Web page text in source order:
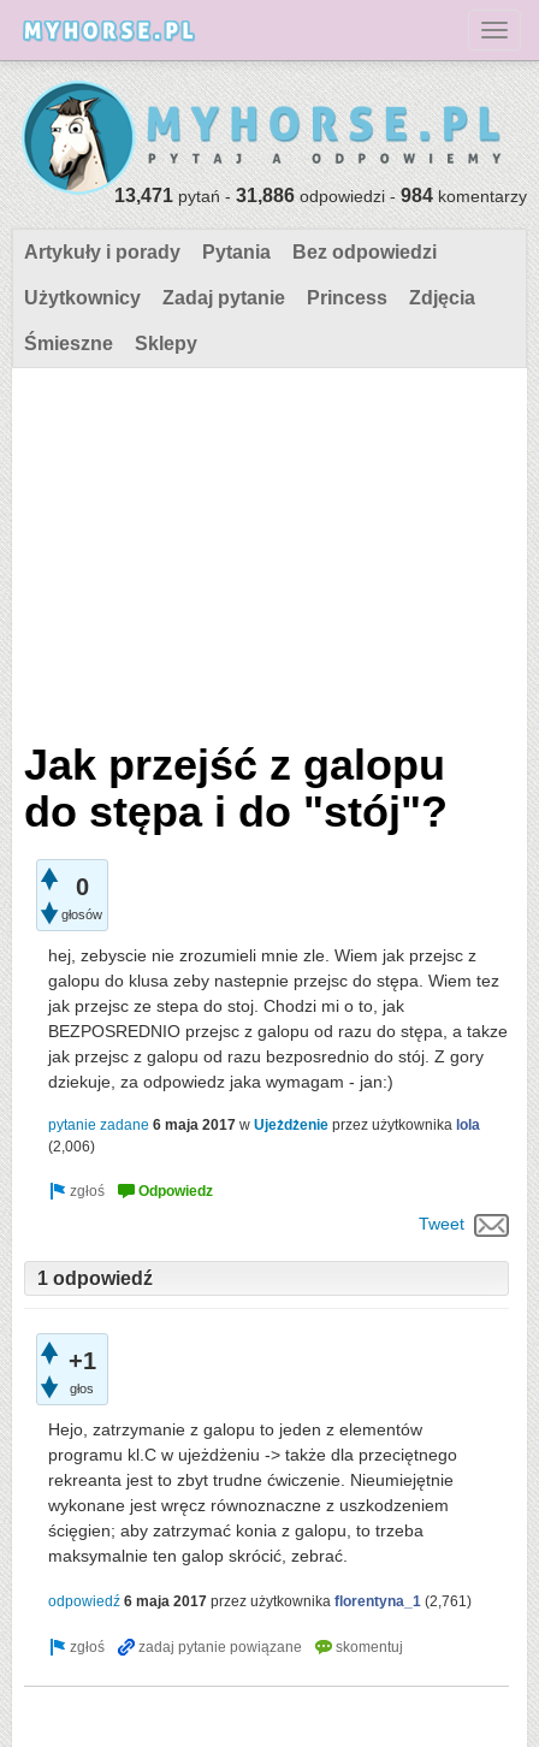
13,471pytań -31,886odpowiedzi -984komentarzy
Artykuły i porady Pytania Bez odpowiedzi
Użytkownicy Zadaj pytanie Princess Zdjęcia
Śmieszne Sklepy
Jak przejść z galopu
do stępa i do "stój"?
0
głosów
hej, zebyscie nie zrozumieli mnie zle. Wiem jak przejsc z
galopu do klusa zeby nastepnie przejsc do stępa. Wiem tez
jak przejsc ze stepa do stoj. Chodzi mi o to, jak
BEZPOSREDNIO przejsc z galopu od razu do stępa, a takze
jak przejsc z galopu od razu bezposrednio do stój. Z gory
dziekuje, za odpowiedz jaka wymagam - jan:)
pytanie zadane 6 maja 2017 w Ujeżdżenie przez użytkownika lola
(2,006)
Tweet
1 odpowiedź
+1
głos
Hejo, zatrzymanie z galopu to jeden z elementów
programu kl.C w ujeżdżeniu -> także dla przeciętnego
rekreanta jest to zbyt trudne ćwiczenie. Nieumiejętnie
wykonane jest wręcz równoznaczne z uszkodzeniem
ścięgien; aby zatrzymać konia z galopu, to trzeba
maksymalnie ten galop skrócić, zebrać.
odpowiedź 6 maja 2017 przez użytkownika florentyna_1 (2,761)